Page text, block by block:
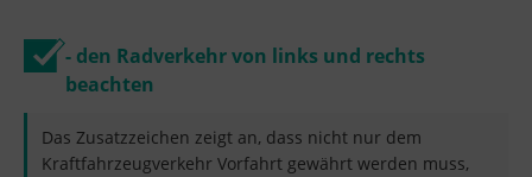
- den Radverkehr von links und rechts
beachten
Das Zusatzzeichen zeigt an, dass nicht nur dem
Kraftfahrzeugverkehr Vorfahrt gewährt werden muss,